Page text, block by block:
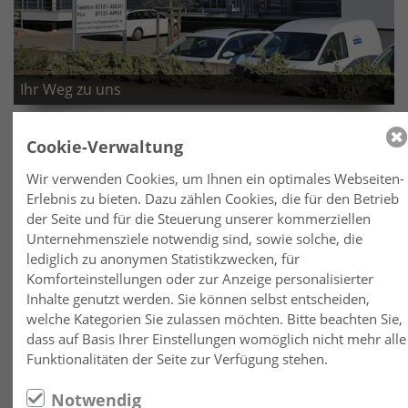
Ihr Weg zu uns
MEHR ERFAHREN
Cookie-Verwaltung
Wir verwenden Cookies, um Ihnen ein optimales Webseiten-
Erlebnis zu bieten. Dazu zählen Cookies, die für den Betrieb
der Seite und für die Steuerung unserer kommerziellen
Unternehmensziele notwendig sind, sowie solche, die
lediglich zu anonymen Statistikzwecken, für
Komforteinstellungen oder zur Anzeige personalisierter
Inhalte genutzt werden. Sie können selbst entscheiden,
welche Kategorien Sie zulassen möchten. Bitte beachten Sie,
dass auf Basis Ihrer Einstellungen womöglich nicht mehr alle
Funktionalitäten der Seite zur Verfügung stehen.
Notwendig